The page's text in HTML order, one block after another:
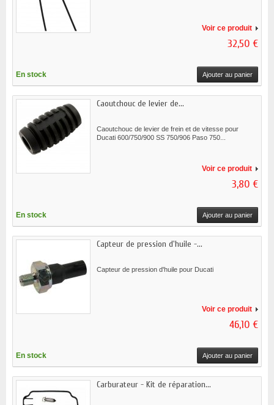
Voir ce produit
32,50 €
En stock Ajouter au panier
Caoutchouc de levier de...
Caoutchouc de levier de frein et de vitesse pour
Ducati 600/750/900 SS 750/906 Paso 750...
Voir ce produit
3,80 €
En stock Ajouter au panier
Capteur de pression d'huile -...
Capteur de pression d'huile pour Ducati
Voir ce produit
46,10 €
En stock Ajouter au panier
Carburateur - Kit de réparation...